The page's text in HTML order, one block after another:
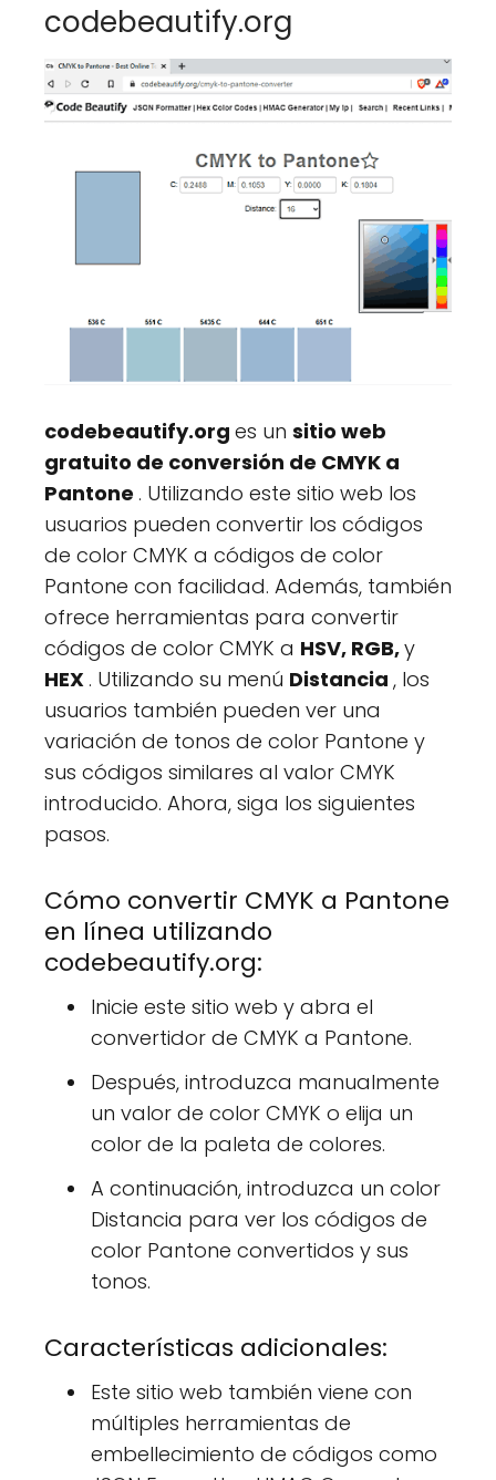
codebeautify.org
codebeautify.org es un sitio web
gratuito de conversión de CMYK a
Pantone . Utilizando este sitio web los
usuarios pueden convertir los códigos
de color CMYK a códigos de color
Pantone con facilidad. Además, también
ofrece herramientas para convertir
códigos de color CMYK a HSV, RGB,y
HEX. Utilizando su menú Distancia , los
usuarios también pueden ver una
variación de tonos de color Pantone y
sus códigos similares al valor CMYK
introducido. Ahora, siga los siguientes
pasos.
Cómo convertir CMYK a Pantone
en línea utilizando
codebeautify.org:
Inicie este sitio web y abra el
convertidor de CMYK a Pantone.
Después, introduzca manualmente
un valor de color CMYK o elija un
color de la paleta de colores.
A continuación, introduzca un color
Distancia para ver los códigos de
color Pantone convertidos y sus
tonos.
Características adicionales:
Este sitio web también viene con
múltiples herramientas de
embellecimiento de códigos como